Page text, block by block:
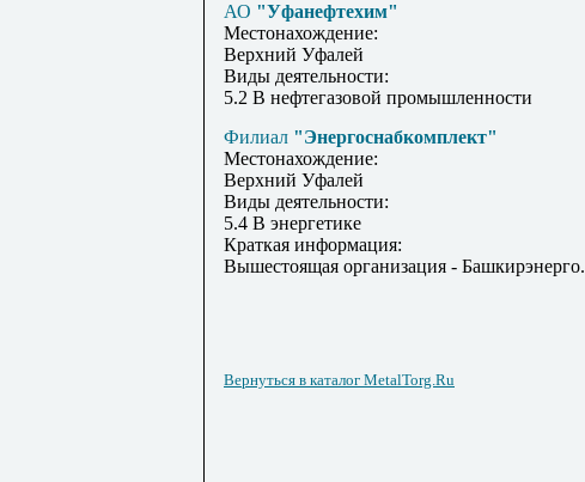
АО "Уфанефтехим"
Местонахождение:
Верхний Уфалей
Виды деятельности:
5.2 В нефтегазовой промышленности
Филиал "Энергоснабкомплект"
Местонахождение:
Верхний Уфалей
Виды деятельности:
5.4 В энергетике
Краткая информация:
Вышестоящая организация - Башкирэнерго.
Вернуться в каталог MetalTorg.Ru